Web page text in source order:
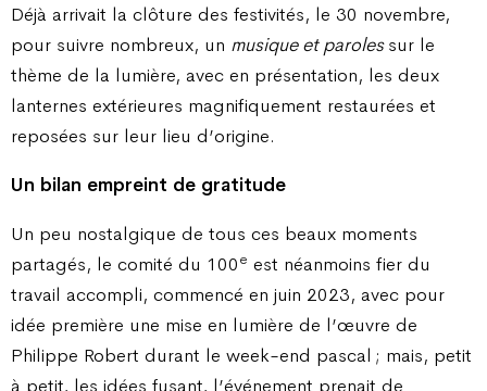
Déjà arrivait la clôture des festivités, le 30 novembre,
pour suivre nombreux, un musique et parolessur le
thème de la lumière, avec en présentation, les deux
lanternes extérieures magnifiquement restaurées et
reposées sur leur lieu d’origine.
Un bilan empreint de gratitude
Un peu nostalgique de tous ces beaux moments
partagés, le comité du 100e est néanmoins fier du
travail accompli, commencé en juin 2023, avec pour
idée première une mise en lumière de l’œuvre de
Philippe Robert durant le week-end pascal ; mais, petit
à petit, les idées fusant, l’événement prenait de